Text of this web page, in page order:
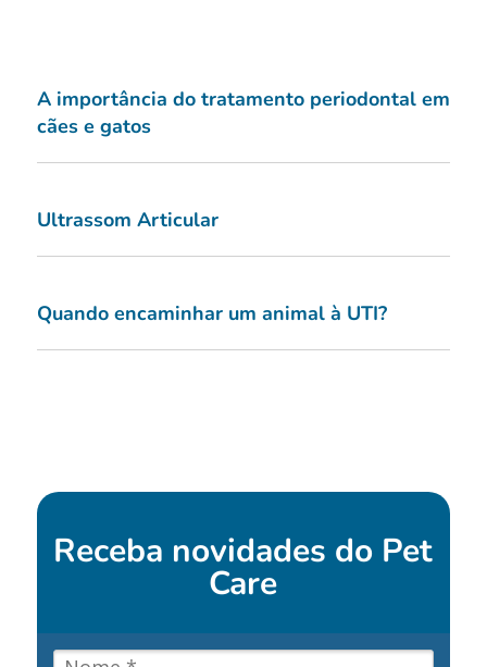
A importância do tratamento periodontal em
cães e gatos
Ultrassom Articular
Quando encaminhar um animal à UTI?
Receba novidades do Pet
Care